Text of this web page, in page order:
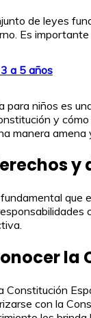
de leyes
Es
a 5 años
para niños es
y
manera amena
la
Constitución
con la